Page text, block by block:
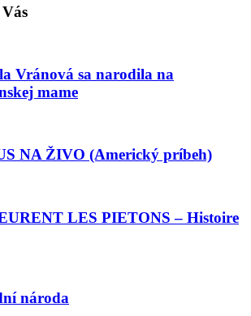
Vránová sa narodila na
mame
NA ŽIVO (Americký príbeh)
LES PIETONS – Histoire
národa